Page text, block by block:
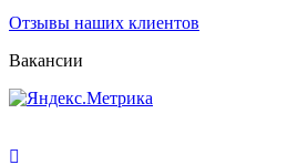
Отзывы наших клиентов
Вакансии